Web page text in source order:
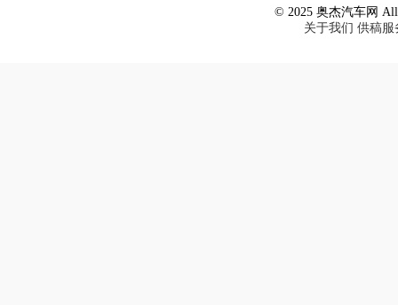
© 2025 奥杰汽车网 All
关于我们 供稿服